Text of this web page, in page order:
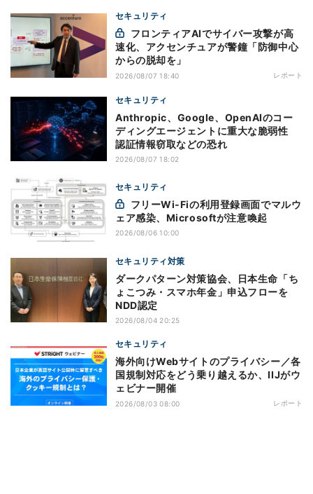
セキュリティ
速化、アクセンチュアが警鐘「防御中心
からの脱却を」
2026/08/07 18:40 レポート
セキュリティ
Anthropic、Google、OpenAIのコー
ディングエージェントに重大な脆弱性
認証情報窃取などの恐れ
2026/08/07 18:02
セキュリティ
ェア感染、Microsoftが注意喚起
2026/08/06 10:00
セキュリティ対策
ダークパターン対策協会、日本生命「ち
ょこつみ・スマホ年金」申込フローを
NDD認定
2026/08/04 20:25
セキュリティ
海外向けWebサイトのプライバシー／各
国規制対応をどう乗り越えるか、IIJがウ
ェビナー開催
2026/08/03 08:00 レポート